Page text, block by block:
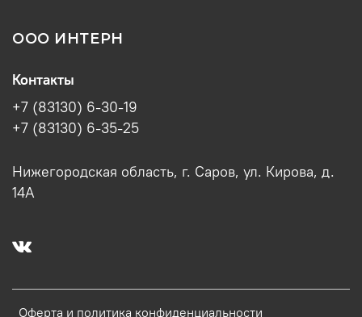
ООО ИНТЕРН
Оферта и политика конфиденциальности
Контакты
+7 (83130) 6-30-19
+7 (83130) 6-35-25
Нижегородская область, г. Саров, ул. Кирова, д.
14А